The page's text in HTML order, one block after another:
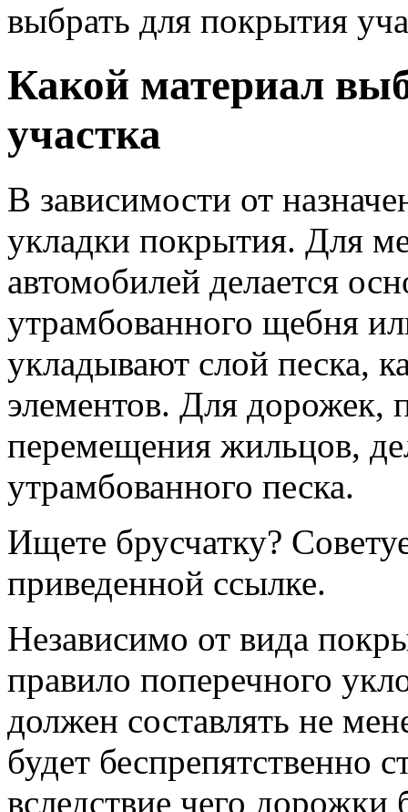
выбрать для покрытия
Какой материал
участка
В зависимости от
укладки покрытия. Для
автомобилей делается
утрамбованного щебня
укладывают слой песка,
элементов. Для дорожек,
перемещения жильцов,
утрамбованного песка.
Ищете брусчатку?
приведенной ссылке.
Независимо от вида
правило поперечного
должен составлять не
будет беспрепятственно
вследствие чего